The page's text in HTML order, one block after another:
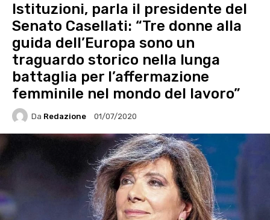
Istituzioni, parla il presidente del
Senato Casellati: “Tre donne alla
guida dell’Europa sono un
traguardo storico nella lunga
battaglia per l’affermazione
femminile nel mondo del lavoro”
Da Redazione 01/07/2020